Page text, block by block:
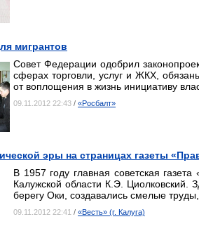
мигрантов
Совет Федерации одобрил
сферах торговли, услуг и ЖКХ,
от воплощения в жизнь инициативу
09.11.2012 22:43 / «Росбалт»
эры на страницах газеты
В 1957 году главная советская
Калужской области К.Э. Циолковский.
берегу Оки, создавались смелые
09.11.2012 22:41 / «Весть» (г. Калуга)